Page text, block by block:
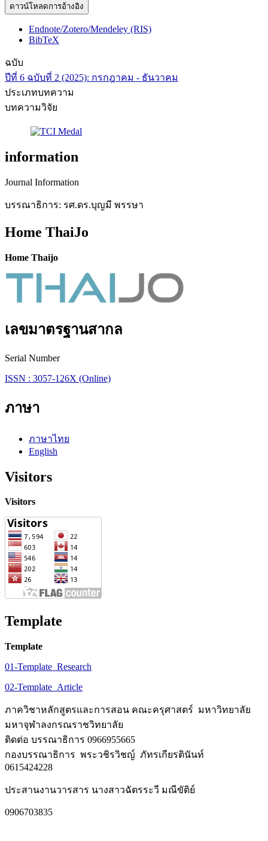
ดาวน์โหลดการอ้างอิง
Endnote/Zotero/Mendeley (RIS)
BibTeX
ฉบับ
ปีที่ 6 ฉบับที่ 2 (2025): กรกฎาคม - ธันวาคม
ประเภทบทความ
บทความวิจัย
information
Journal Information
บรรณาธิการ: รศ.ดร.บุญมี พรรษา
Home ThaiJo
Home Thaijo
เลขมาตรฐานสากล
Serial Number
ISSN : 3057-126X (Online)
ภาษา
ภาษาไทย
English
Visitors
Visitors
Template
Template
01-Template_Research
02-Template_Article
ภาควิชาหลักสูตรและการสอน คณะครุศาสตร์ มหาวิทยาลัย
มหาจุฬาลงกรณราชวิทยาลัย
ติดต่อ บรรณาธิการ 0966955665
กองบรรณาธิการ พระวชิรวิชญ์ ภัทรเกียรตินันท์
0615424228
ประสานงานวารสาร นางสาวฉัตรระวี มณีขัติย์
0906703835